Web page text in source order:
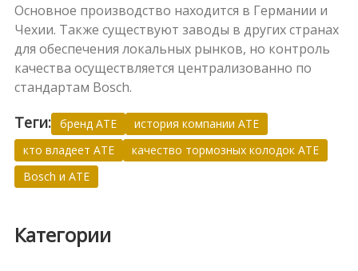
Основное производство находится в Германии и
Чехии. Также существуют заводы в других странах
для обеспечения локальных рынков, но контроль
качества осуществляется централизованно по
стандартам Bosch.
Теги: бренд ATE
история компании ATE
кто владеет ATE
качество тормозных колодок ATE
Bosch и ATE
Категории